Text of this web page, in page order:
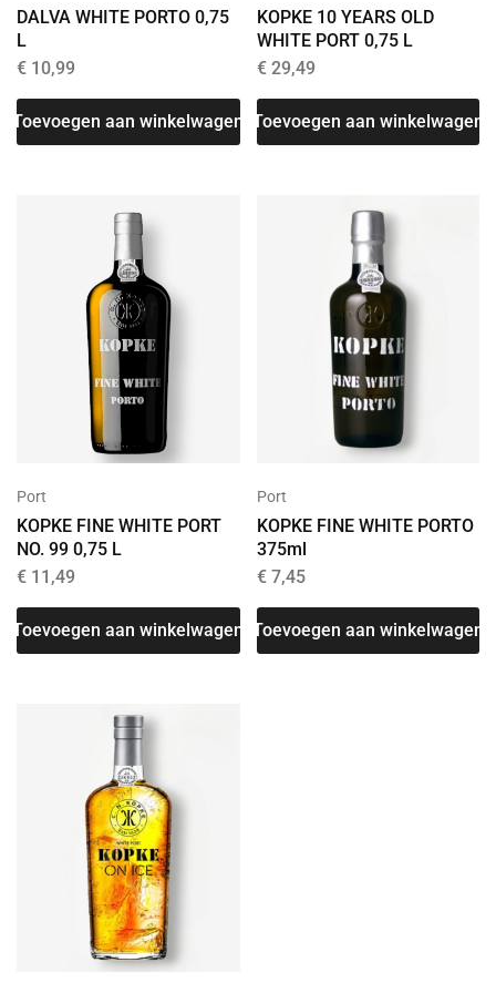
DALVA WHITE PORTO 0,75
L
€ 10,99
Toevoegen aan winkelwagen
KOPKE 10 YEARS OLD
WHITE PORT 0,75 L
€29,49
Toevoegen aan winkelwagen
Port
KOPKE FINE WHITE PORT
NO. 99 0,75 L
€ 11,49
Toevoegen aan winkelwagen
Port
KOPKE FINE WHITE PORTO
375ml
€7,45
Toevoegen aan winkelwagen